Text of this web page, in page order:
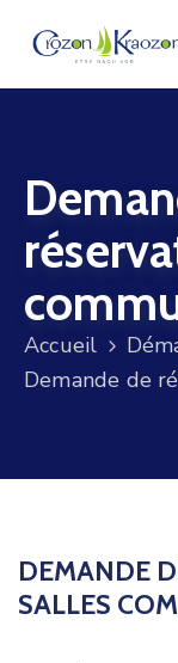
VIE
LOCALE
VIE
SOCIALE
TERRE
ET
Accueil
Demande de
DEMANDE
SALLES